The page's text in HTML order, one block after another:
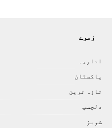
زمرے
اداريہ
پاکستان
تازہ ترين
دلچسپ
شوبز